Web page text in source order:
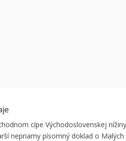
cípe Východoslovenskej
nepriamy písomný doklad o